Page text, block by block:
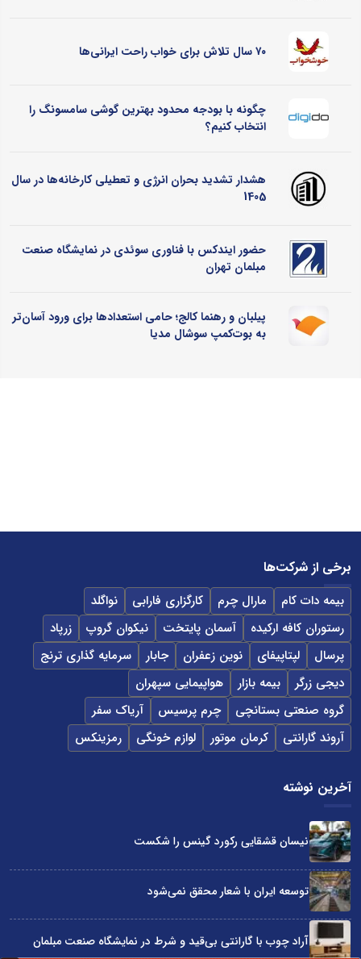
۷۰ سال تلاش برای خواب راحت ایرانی‌ها
چگونه با بودجه محدود بهترین گوشی سامسونگ را
انتخاب کنیم؟
هشدار تشدید بحران انرژی و تعطیلی کارخانه‌ها در سال
1405
حضور ایندکس با فناوری سوئدی در نمایشگاه صنعت
مبلمان تهران
پیلبان و رهنما کالج؛ حامی استعدادها برای ورود آسان‌تر
به بوت‌کمپ سوشال مدیا
برخی از شرکت‌ها
بیمه دات کام مارال چرم کارگزاری فارابی
نواگلد
رستوران کافه ارکیده
آسمان پایتخت نیکوان گروپ
زرپاد
پرسال
لپتاپیفای نوین زعفران جابار
سرمایه گذاری ترنج
دیجی زرگر
بیمه بازار
هواپیمایی سپهران
گروه صنعتی بستانچی
چرم پرسیس
آریاک سفر
آروند گارانتی
کرمان موتور لوازم خونگی رمزینکس
آخرین نوشته
نیسان قشقایی رکورد گینس را شکست
توسعه ایران با شعار محقق نمی‌شود
آراد چوب با گارانتی بی‌قید و شرط در نمایشگاه صنعت مبلمان